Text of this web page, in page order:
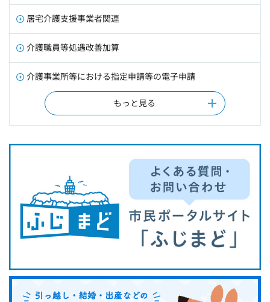
居宅介護支援事業者関連
介護職員等処遇改善加算
介護事業所等における指定申請等の電子申請
もっと見る